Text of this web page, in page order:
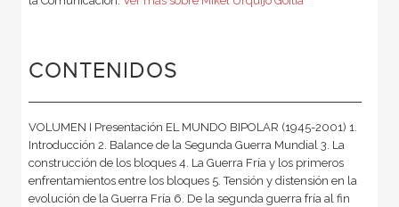
CONTENIDOS
VOLUMEN I Presentación EL MUNDO BIPOLAR (1945-2001) 1.
Introducción 2. Balance de la Segunda Guerra Mundial 3. La
construcción de los bloques 4. La Guerra Fría y los primeros
enfrentamientos entre los bloques 5. Tensión y distensión en la
evolución de la Guerra Fría 6. De la segunda guerra fría al fin